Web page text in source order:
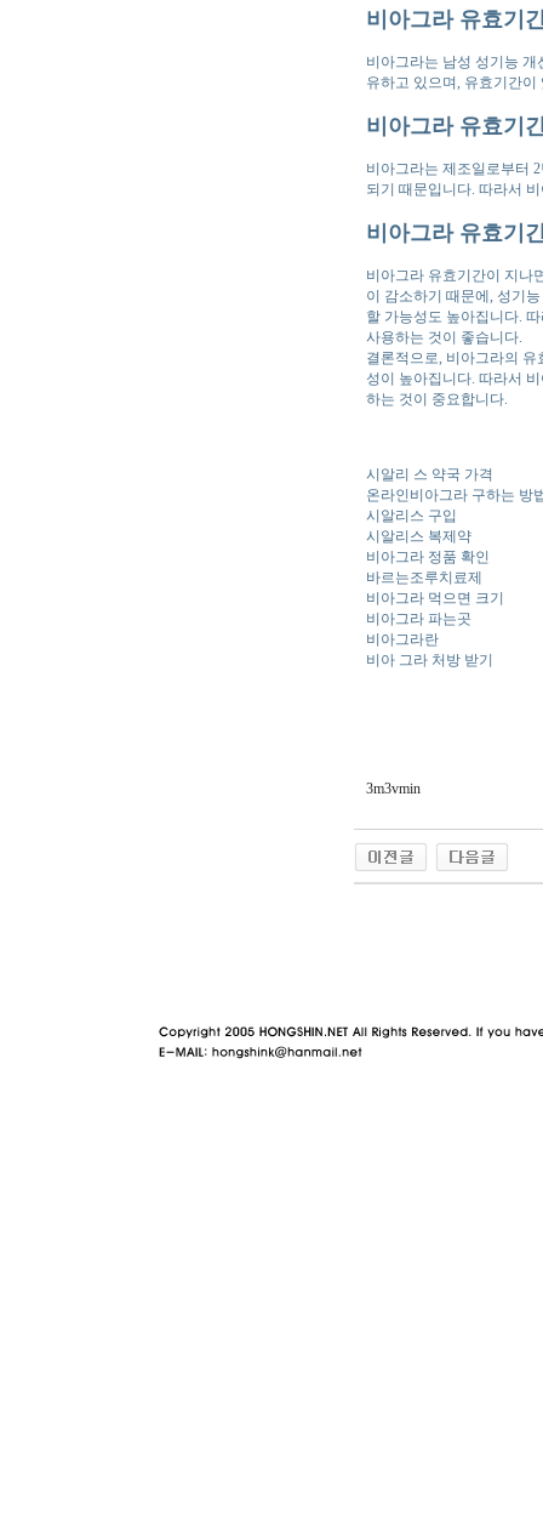
비아그라 유효기
비아그라는 남성 성기능
유하고 있으며, 유효기간
비아그라 유효기
비아그라는 제조일로부터
되기 때문입니다. 따라서
비아그라 유효기
비아그라 유효기간이 지나
이 감소하기 때문에, 성기
할 가능성도 높아집니다.
사용하는 것이 좋습니다.
결론적으로, 비아그라의
성이 높아집니다. 따라서
하는 것이 중요합니다.
시알리 스 약국 가격
온라인비아그라 구하는 방
시알리스 구입
시알리스 복제약
비아그라 정품 확인
바르는조루치료제
비아그라 먹으면 크기
비아그라 파는곳
비아그라란
비아 그라 처방 받기
3m3vmin